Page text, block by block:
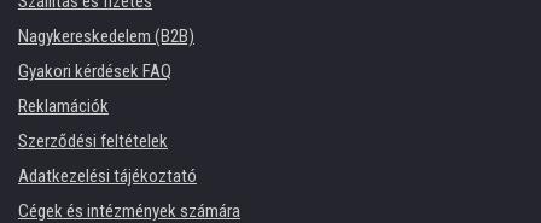
Nagykereskedelem (B2B)
Gyakori kérdések FAQ
Reklamációk
Szerződési feltételek
Adatkezelési tájékoztató
Cégek és intézmények számára